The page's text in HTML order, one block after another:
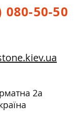
080-50-50
2а